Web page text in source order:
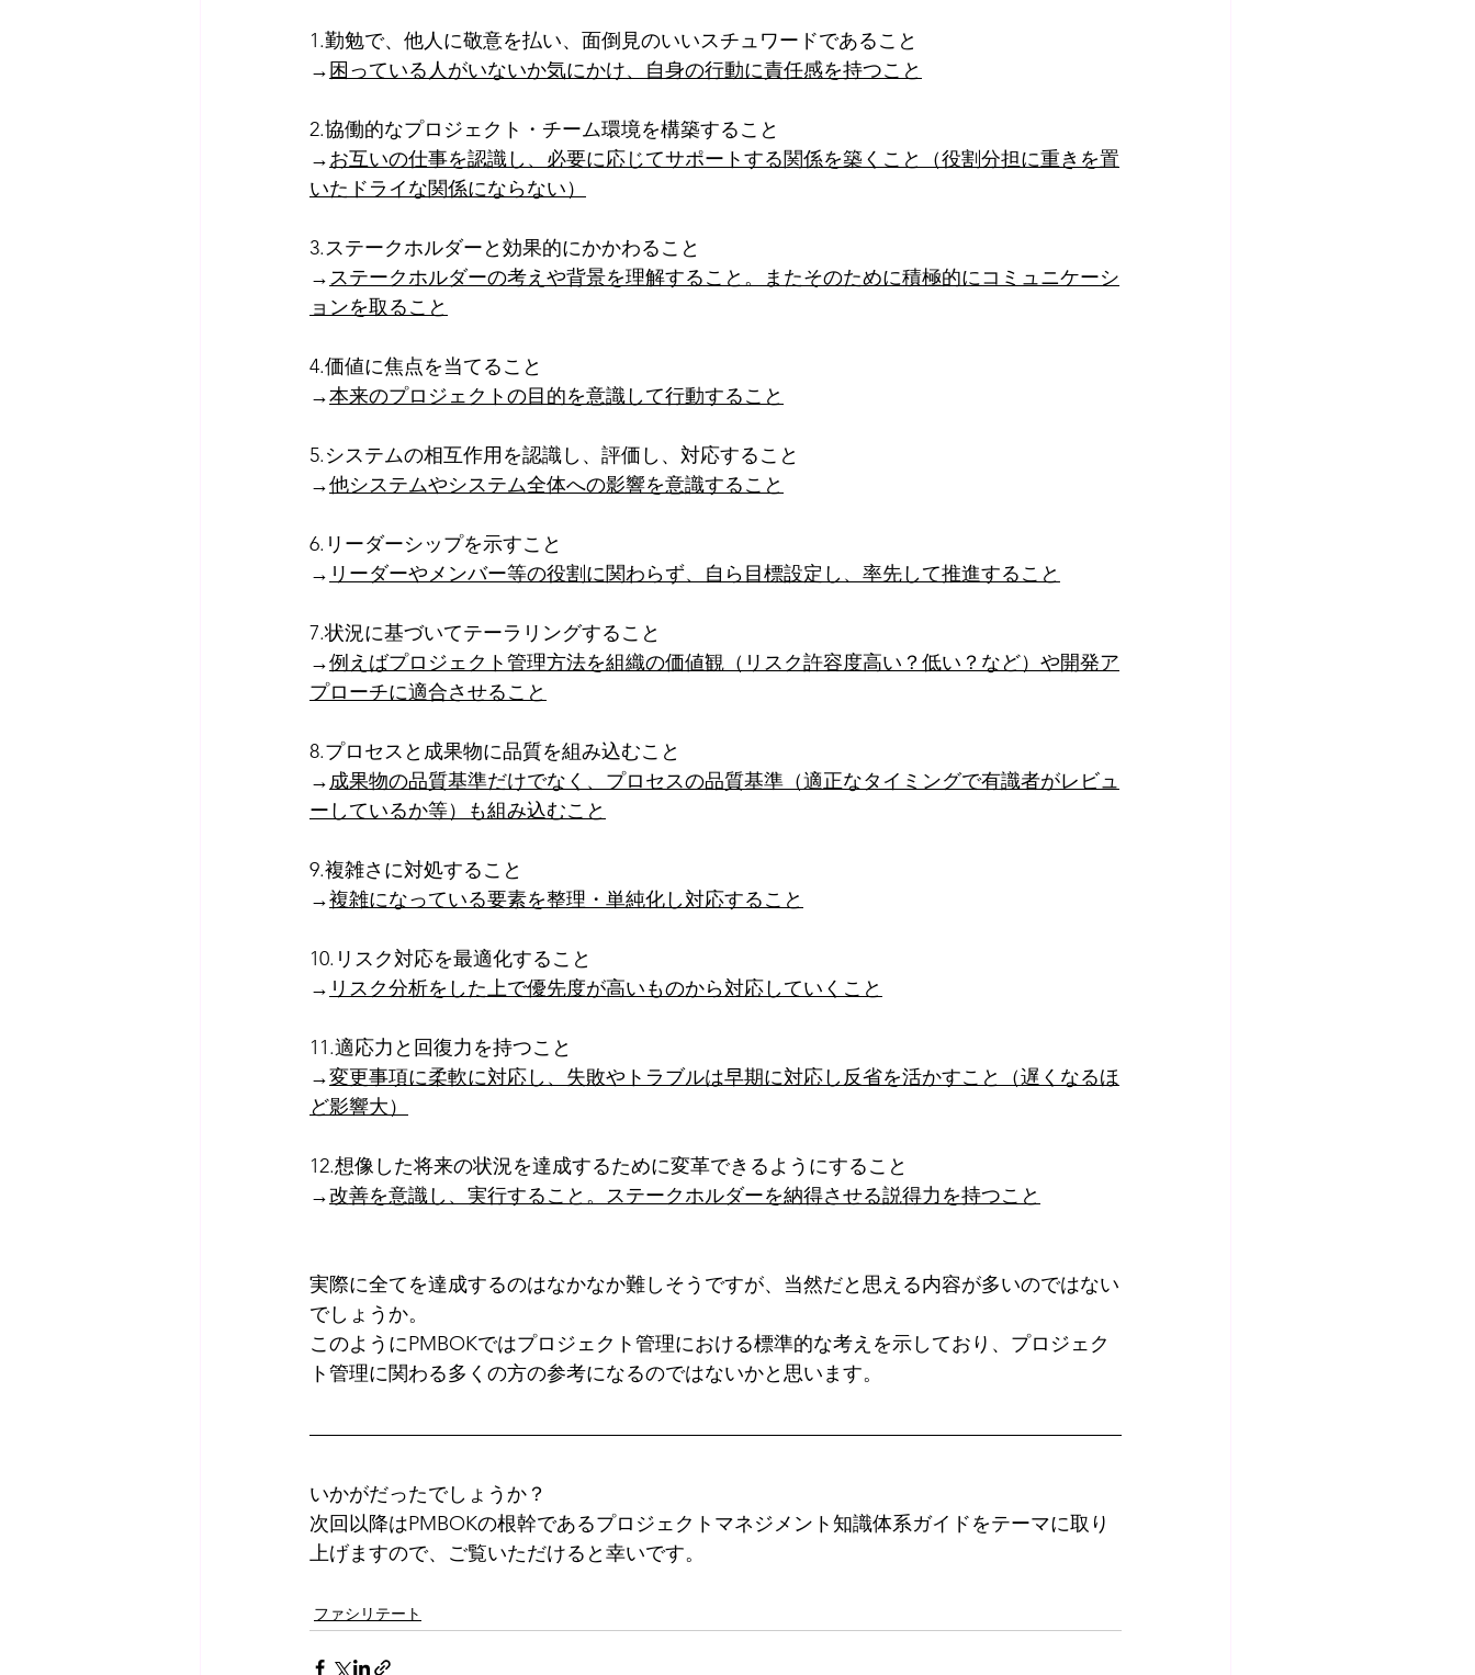
1.勤勉で、他人に敬意を払い、面倒見のいいスチュワードであること
→ 困っている人がいないか気にかけ、自身の行動に責任感を持つこと
2.協働的なプロジェクト・チーム環境を構築すること
→お互いの仕事を認識し、必要に応じてサポートする関係を築くこと（役割分担に重きを置
いたドライな関係にならない）
3.ステークホルダーと効果的にかかわること
→ステークホルダーの考えや背景を理解すること。またそのために積極的にコミュニケーシ
ョンを取ること
4.価値に焦点を当てること
→本来のプロジェクトの目的を意識して行動すること
5.システムの相互作用を認識し、評価し、対応すること
→他システムやシステム全体への影響を意識すること
6.リーダーシップを示すこと
→ リーダーやメンバー等の役割に関わらず、自ら目標設定し、率先して推進すること
7.状況に基づいてテーラリングすること
→例えばプロジェクト管理方法を組織の価値観（リスク許容度高い？低い？など）や開発ア
プローチに適合させること
8.プロセスと成果物に品質を組み込むこと
→成果物の品質基準だけでなく、プロセスの品質基準（適正なタイミングで有識者がレビュ
ーしているか等）も組み込むこと
9.複雑さに対処すること
→複雑になっている要素を整理・単純化し対応すること
10.リスク対応を最適化すること
→ リスク分析をした上で優先度が高いものから対応していくこと
11.適応力と回復力を持つこと
→変更事項に柔軟に対応し、失敗やトラブルは早期に対応し反省を活かすこと（遅くなるほ
ど影響大）
12.想像した将来の状況を達成するために変革できるようにすること
→改善を意識し、実行すること。ステークホルダーを納得させる説得力を持つこと
実際に全てを達成するのはなかなか難しそうですが、当然だと思える内容が多いのではない
でしょうか。
このようにPMBOKではプロジェクト管理における標準的な考えを示しており、プロジェク
ト管理に関わる多くの方の参考になるのではないかと思います。
いかがだったでしょうか？
次回以降はPMBOKの根幹であるプロジェクトマネジメント知識体系ガイドをテーマに取り
上げますので、ご覧いただけると幸いです。
ファシリテート